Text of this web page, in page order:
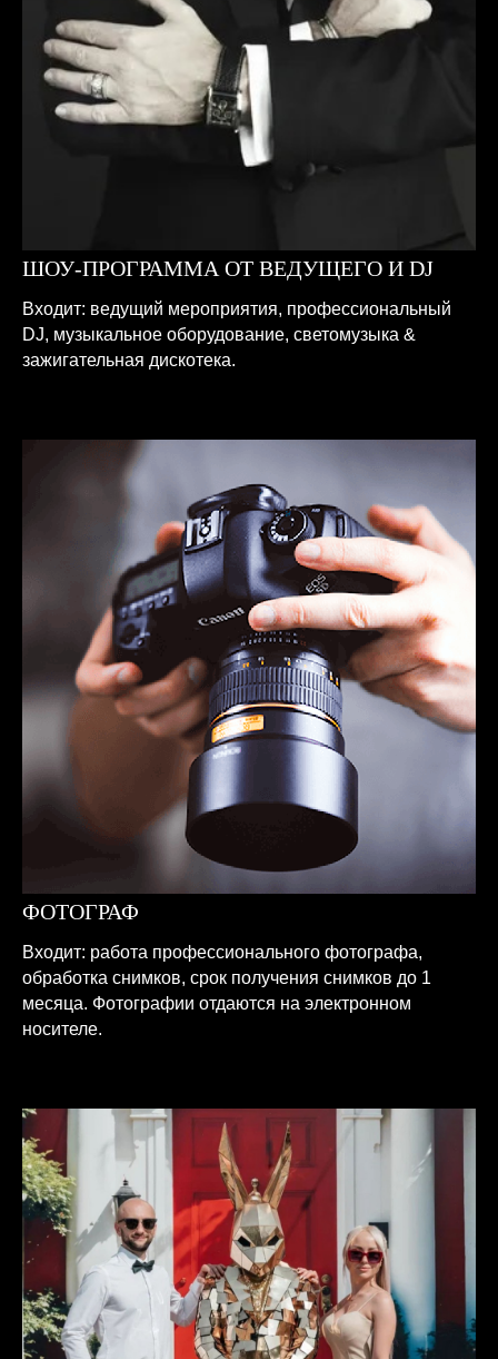
ШОУ-ПРОГРАММА ОТ ВЕДУЩЕГО И DJ
Входит: ведущий мероприятия, профессиональный
DJ, музыкальное оборудование, светомузыка &
зажигательная дискотека.
ФОТОГРАФ
Входит: работа профессионального фотографа,
обработка снимков, срок получения снимков до 1
месяца. Фотографии отдаются на электронном
носителе.